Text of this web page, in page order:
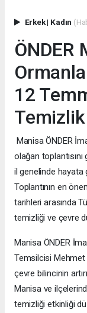
Erkek| Kadın
ÖNDER
12
Manisa ÖNDER
olağan
il genelinde hayata
Toplantının en
tarihleri arasında
temizliği ve çevre
Manisa ÖNDER
Temsilcisi Mehmet
çevre bilincinin
Manisa ve
temizliği etkinliği